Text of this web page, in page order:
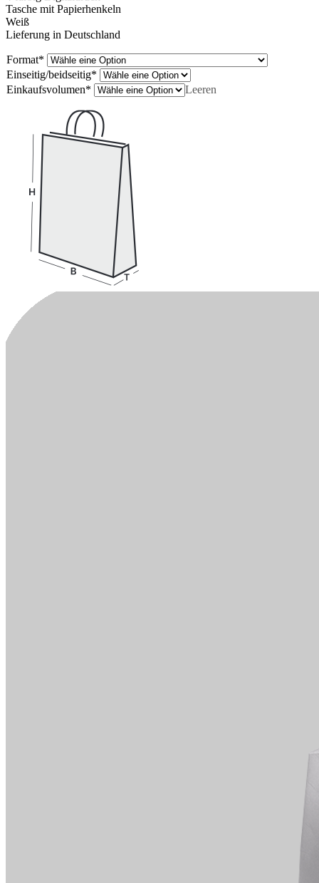
Tasche mit Papierhenkeln
Weiß
Lieferung in Deutschland
Format*
Einseitig/beidseitig*
Einkaufsvolumen* Leeren